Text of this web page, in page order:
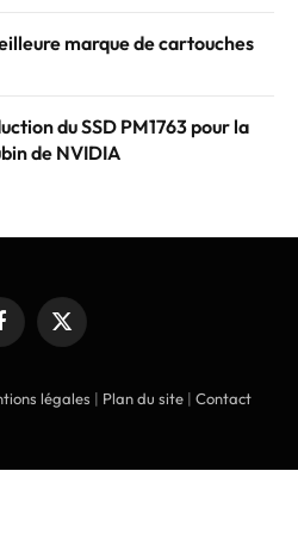
marque de cartouches
du SSD PM1763 pour la
de NVIDIA
FacebookX
légales | Plan du site| Contact